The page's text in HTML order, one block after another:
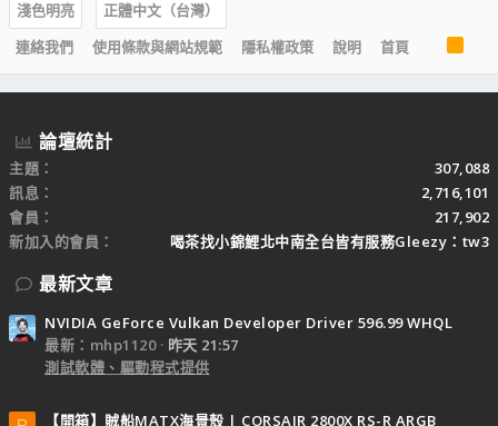
淺色明亮
正體中文（台灣）
連絡我們
使用條款與網站規範 隱私權政策 說明 首頁
R
S
S
論壇統計
主題
307,088
訊息
2,716,101
會員
217,902
新加入的會員
喝茶找小錦鯉北中南全台皆有服務Gleezy：tw3
最新文章
NVIDIA GeForce Vulkan Developer Driver 596.99 WHQL
最新：mhp1120
昨天 21:57
測試軟體、驅動程式提供
【開箱】賊船MATX海景殼 | CORSAIR 2800X RS-R ARGB